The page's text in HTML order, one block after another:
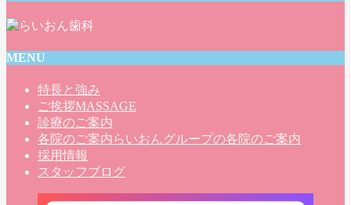
MENU
特長と強み
ご挨拶MASSAGE
診療のご案内
各院のご案内 らいおんグループの各院のご案内
採用情報
スタッフブログ